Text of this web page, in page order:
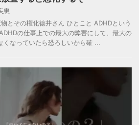
患
とその権化徳井さん ひとこと ADHDという
の仕事上での最大の弊害にして、最大の
くなっていたら恐ろしいから確 ...